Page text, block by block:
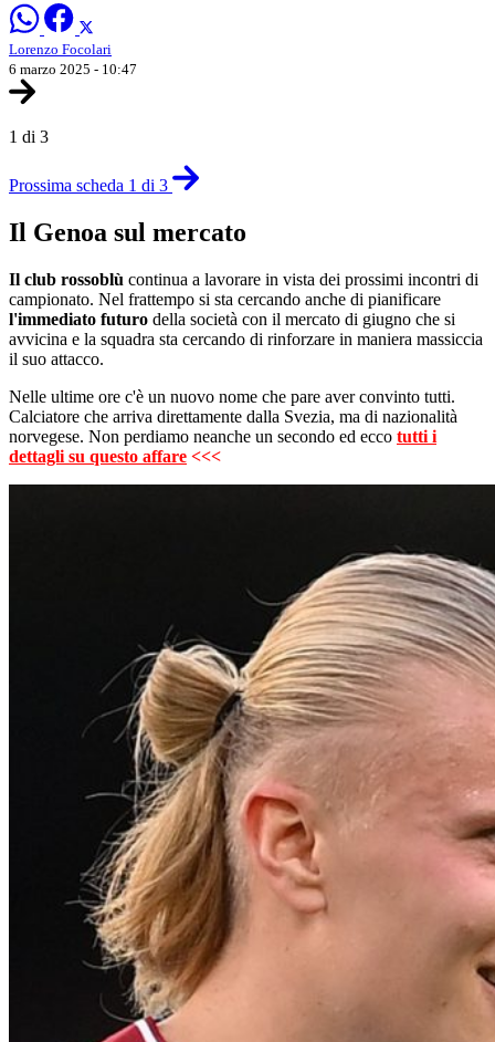
Lorenzo Focolari
6 marzo 2025 - 10:47
1 di 3
Prossima scheda 1 di 3
Il Genoa sul mercato
Il club rossoblù continua a lavorare in vista dei prossimi incontri di
campionato. Nel frattempo si sta cercando anche di pianificare
l'immediato futuro della società con il mercato di giugno che si
avvicina e la squadra sta cercando di rinforzare in maniera massiccia
il suo attacco.
Nelle ultime ore c'è un nuovo nome che pare aver convinto tutti.
Calciatore che arriva direttamente dalla Svezia, ma di nazionalità
norvegese. Non perdiamo neanche un secondo ed ecco tutti i
dettagli su questo affare <<<